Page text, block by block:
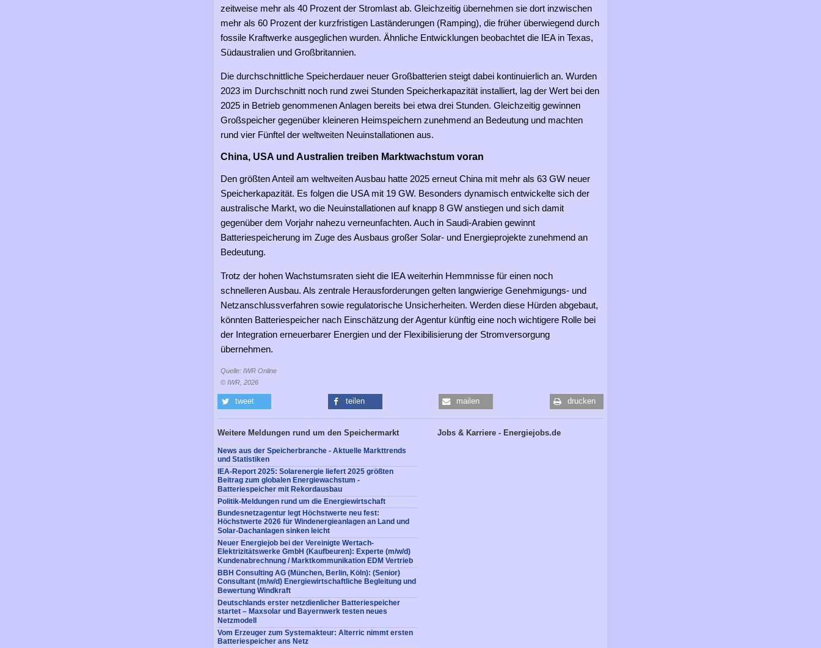
zeitweise mehr als 40 Prozent der Stromlast ab. Gleichzeitig übernehmen sie dort inzwischen
mehr als 60 Prozent der kurzfristigen Laständerungen (Ramping), die früher überwiegend durch
fossile Kraftwerke ausgeglichen wurden. Ähnliche Entwicklungen beobachtet die IEA in Texas,
Südaustralien und Großbritannien.
Die durchschnittliche Speicherdauer neuer Großbatterien steigt dabei kontinuierlich an. Wurden
2023 im Durchschnitt noch rund zwei Stunden Speicherkapazität installiert, lag der Wert bei den
2025 in Betrieb genommenen Anlagen bereits bei etwa drei Stunden. Gleichzeitig gewinnen
Großspeicher gegenüber kleineren Heimspeichern zunehmend an Bedeutung und machten
rund vier Fünftel der weltweiten Neuinstallationen aus.
China, USA und Australien treiben Marktwachstum voran
Den größten Anteil am weltweiten Ausbau hatte 2025 erneut China mit mehr als 63 GW neuer
Speicherkapazität. Es folgen die USA mit 19 GW. Besonders dynamisch entwickelte sich der
australische Markt, wo die Neuinstallationen auf knapp 8 GW anstiegen und sich damit
gegenüber dem Vorjahr nahezu verneunfachten. Auch in Saudi-Arabien gewinnt
Batteriespeicherung im Zuge des Ausbaus großer Solar- und Energieprojekte zunehmend an
Bedeutung.
Trotz der hohen Wachstumsraten sieht die IEA weiterhin Hemmnisse für einen noch
schnelleren Ausbau. Als zentrale Herausforderungen gelten langwierige Genehmigungs- und
Netzanschlussverfahren sowie regulatorische Unsicherheiten. Werden diese Hürden abgebaut,
könnten Batteriespeicher nach Einschätzung der Agentur künftig eine noch wichtigere Rolle bei
der Integration erneuerbarer Energien und der Flexibilisierung der Stromversorgung
übernehmen.
Quelle: IWR Online
© IWR, 2026
tweet teilen mailen drucken
Weitere Meldungen rund um den Speichermarkt
News aus der Speicherbranche - Aktuelle Markttrends
und Statistiken
IEA-Report 2025: Solarenergie liefert 2025 größten
Beitrag zum globalen Energiewachstum -
Batteriespeicher mit Rekordausbau
Politik-Meldungen rund um die Energiewirtschaft
Bundesnetzagentur legt Höchstwerte neu fest:
Höchstwerte 2026 für Windenergieanlagen an Land und
Solar-Dachanlagen sinken leicht
Neuer Energiejob bei der Vereinigte Wertach-
Elektrizitätswerke GmbH (Kaufbeuren): Experte (m/w/d)
Kundenabrechnung / Marktkommunikation EDM Vertrieb
BBH Consulting AG (München, Berlin, Köln): (Senior)
Consultant (m/w/d) Energiewirtschaftliche Begleitung und
Bewertung Windkraft
Deutschlands erster netzdienlicher Batteriespeicher
startet – Maxsolar und Bayernwerk testen neues
Netzmodell
Vom Erzeuger zum Systemakteur: Alterric nimmt ersten
Batteriespeicher ans Netz
Jobs & Karriere - Energiejobs.de